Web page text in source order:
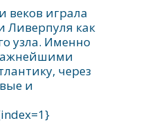
веков играла
Ливерпуля как
узла. Именно
через
и